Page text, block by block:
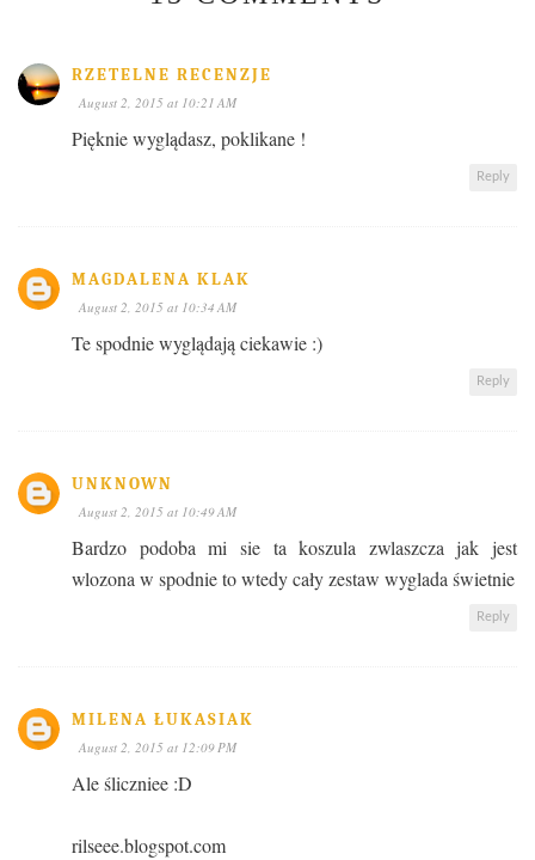
RZETELNE RECENZJE
August 2, 2015 at 10:21 AM
Pięknie wyglądasz, poklikane !
Reply
MAGDALENA KLAK
August 2, 2015 at 10:34 AM
Te spodnie wyglądają ciekawie :)
Reply
UNKNOWN
August 2, 2015 at 10:49 AM
Bardzo podoba mi sie ta koszula zwlaszcza jak jest
wlozona w spodnie to wtedy cały zestaw wyglada świetnie
Reply
MILENA ŁUKASIAK
August 2, 2015 at 12:09 PM
Ale śliczniee :D
rilseee.blogspot.com